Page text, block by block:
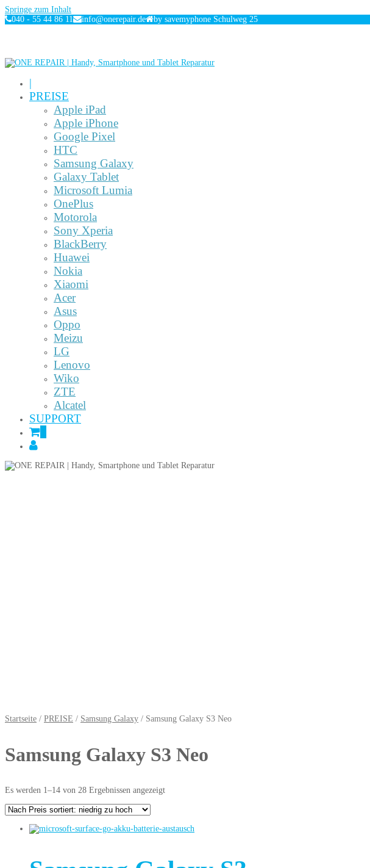
Springe zum Inhalt
040 - 55 44 86 11
info@onerepair.de by savemyphone Schulweg 25
|
PREISE
Apple iPad
Apple iPhone
Google Pixel
HTC
Samsung Galaxy
Galaxy Tablet
Microsoft Lumia
OnePlus
Motorola
Sony Xperia
BlackBerry
Huawei
Nokia
Xiaomi
Acer
Asus
Oppo
Meizu
LG
Lenovo
Wiko
ZTE
Alcatel
SUPPORT
Startseite / PREISE / Samsung Galaxy / Samsung Galaxy S3 Neo
Samsung Galaxy S3 Neo
Es werden 1–14 von 28 Ergebnissen angezeigt